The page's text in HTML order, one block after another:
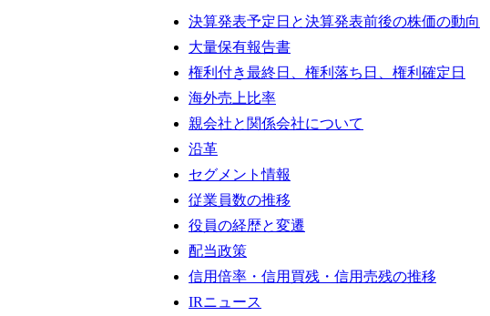
決算発表予定日と決算発表前後の株価の動向
大量保有報告書
権利付き最終日、権利落ち日、権利確定日
海外売上比率
親会社と関係会社について
沿革
セグメント情報
従業員数の推移
役員の経歴と変遷
配当政策
信用倍率・信用買残・信用売残の推移
IRニュース